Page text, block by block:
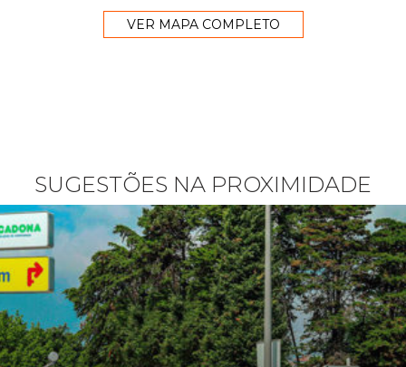
VER MAPA COMPLETO
SUGESTÕES NA PROXIMIDADE